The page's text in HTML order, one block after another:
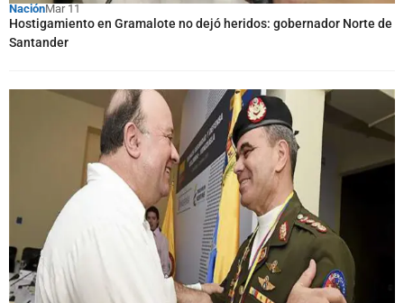
NaciónMar 11
Hostigamiento en Gramalote no dejó heridos: gobernador Norte de
Santander